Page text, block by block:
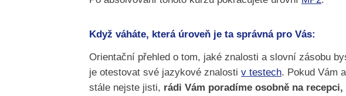
Když váháte, která úroveň je ta správná pro Vás:
Orientační přehled o tom, jaké znalosti a slovní zásobu
je otestovat své jazykové znalosti v testech. Pokud Vám
stále nejste jisti, rádi Vám poradíme osobně na recepci,